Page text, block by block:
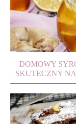
DOMOWY
SKUTECZNY